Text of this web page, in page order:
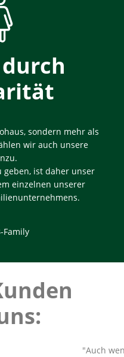
sondern mehr als
wir auch unsere
geben, ist daher unser
einzelnen unserer
Family
"Auch wenn gerade